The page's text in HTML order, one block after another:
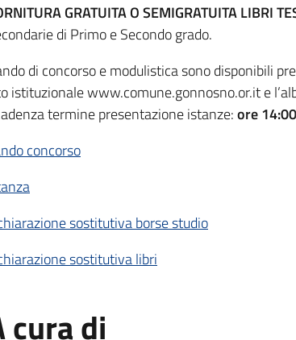
GRATUITA O SEMIGRATUITA LIBRI
di Primo e Secondo grado.
di concorso e modulistica sono disponibili
istituzionale www.comune.gonnosno.or.it e
termine presentazione istanze:ore
concorso
sostitutiva borse studio
sostitutiva libri
cura di